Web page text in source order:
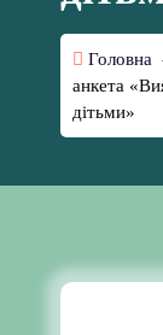
Головна
анкета
дітьми»